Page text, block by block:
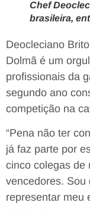
Chef
brasileira,
Deocleciano
Dolmã é um
profissionais da
segundo ano
competição na
“Pena não ter
já faz parte por
cinco colegas de
vencedores. Sou
representar meu